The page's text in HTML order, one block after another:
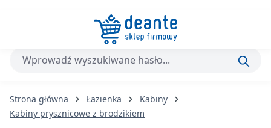
Przejdź do głównej zawartości
Strona główna Łazienka
Kabiny
Kabiny prysznicowe z brodzikiem